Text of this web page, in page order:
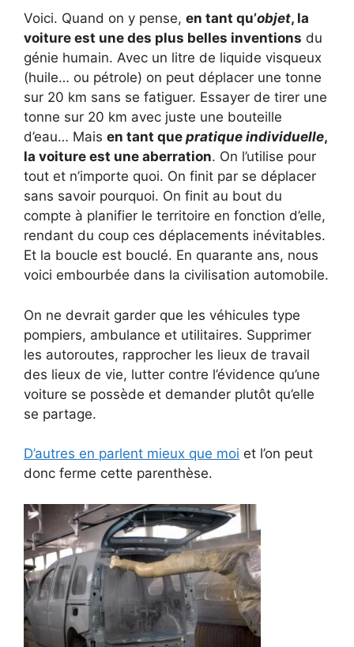
Voici. Quand on y pense, en tant qu’objet, la
voiture est une des plus belles inventions du
génie humain. Avec un litre de liquide visqueux
(huile… ou pétrole) on peut déplacer une tonne
sur 20 km sans se fatiguer. Essayer de tirer une
tonne sur 20 km avec juste une bouteille
d’eau… Mais en tant que pratique individuelle,
la voiture est une aberration. On l’utilise pour
tout et n’importe quoi. On finit par se déplacer
sans savoir pourquoi. On finit au bout du
compte à planifier le territoire en fonction d’elle,
rendant du coup ces déplacements inévitables.
Et la boucle est bouclé. En quarante ans, nous
voici embourbée dans la civilisation automobile.
On ne devrait garder que les véhicules type
pompiers, ambulance et utilitaires. Supprimer
les autoroutes, rapprocher les lieux de travail
des lieux de vie, lutter contre l’évidence qu’une
voiture se possède et demander plutôt qu’elle
se partage.
D’autres en parlent mieux que moi et l’on peut
donc ferme cette parenthèse.